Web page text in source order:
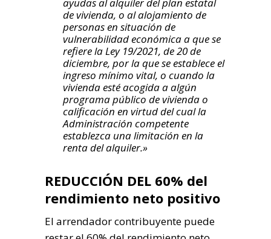
de vivienda, o al alojamiento de
personas en situación de
vulnerabilidad económica a que se
refiere la Ley 19/2021, de 20 de
diciembre, por la que se establece el
ingreso mínimo vital, o cuando la
vivienda esté acogida a algún
programa público de vivienda o
calificación en virtud del cual la
Administración competente
establezca una limitación en la
renta del alquiler.»
REDUCCIÓN DEL 60% del
rendimiento neto positivo
El arrendador contribuyente puede